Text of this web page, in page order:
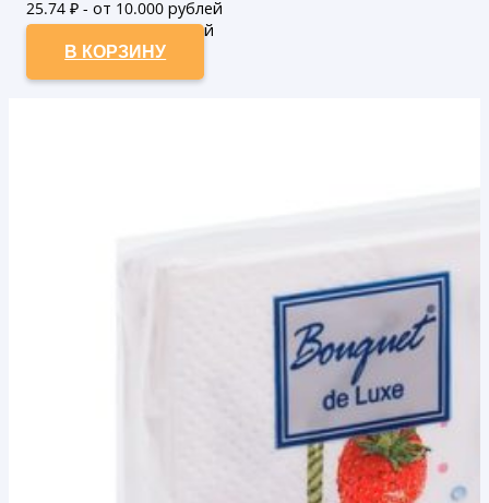
25.74 ₽ - от 10.000 рублей
23.4₽ - от 50.000 рублей
В КОРЗИНУ